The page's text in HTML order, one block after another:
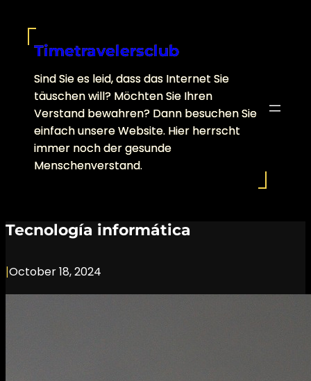
contentTimetravelersclub
Sind Sie es leid, dass das Internet Sie
täuschen will? Möchten Sie Ihren
Verstand bewahren? Dann besuchen Sie
einfach unsere Website. Hier herrscht
immer noch der gesunde
Menschenverstand.
Tecnología informática
|October 18, 2024